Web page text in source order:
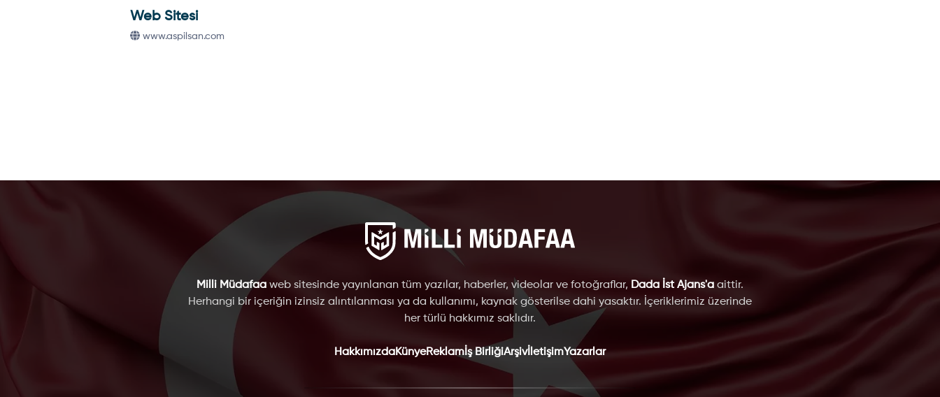
Web Sitesi
www.aspilsan.com
Milli Müdafaa web sitesinde yayınlanan tüm yazılar, haberler, videolar ve fotoğraflar, Dada İst Ajans'a aittir.
Herhangi bir içeriğin izinsiz alıntılanması ya da kullanımı, kaynak gösterilse dahi yasaktır. İçeriklerimiz üzerinde
her türlü hakkımız saklıdır.
HakkımızdaKünyeReklamİş BirliğiArşivİletişimYazarlar